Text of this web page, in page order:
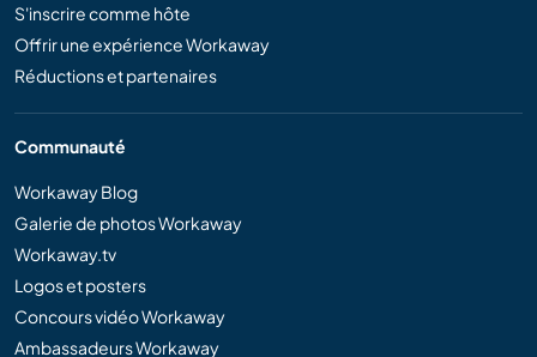
S'inscrire comme hôte
Offrir une expérience Workaway
Réductions et partenaires
Communauté
Workaway Blog
Galerie de photos Workaway
Workaway.tv
Logos et posters
Concours vidéo Workaway
Ambassadeurs Workaway